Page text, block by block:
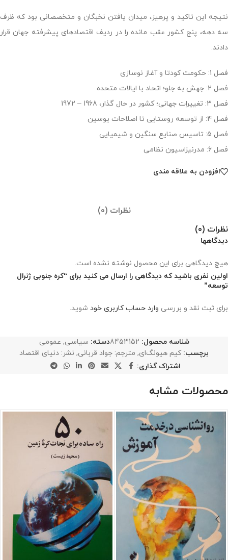
نتیجه این تاکید و پرهیز، میدان یافتن نخبگان و متخصصانی بود که ظرف
سه دهه، پنج کشور عقب مانده را در ردیف اقتصادهای پیشرفته جهان قرار
دادند.
فصل 1: حکومت کودتا و آغاز نوسازی
فصل 2: جهش به جلو؛ اتحاد با ایالات متحده
فصل 3: تغییرات جهانی؛ کشور در حال گذار، 1968 – 1972
فصل 4: از توسعه روستایی تا اصلاحات یوسین
فصل 5: تاسیس صنایع سنگین و شیمیایی
فصل 6: مدرنیزاسیون نظامی
افزودن به علاقه مندی
نظرات (0)
نظرات (0)
دیدگاهها
هیچ دیدگاهی برای این محصول نوشته نشده است.
اولین نفری باشید که دیدگاهی را ارسال می کنید برای “کره جنوبی ژنرال
توسعه”
برای ثبت نقد و بررسی وارد حساب کاربری خود شوید.
شناسه محصول: 8453152دسته: سیاسی, عمومی
برچسب: کیم‌ هیونگ‌ای, مترجم: جواد قربانی, نشر: دنیای اقتصاد
اشتراک گذاری:
محصولات مشابه